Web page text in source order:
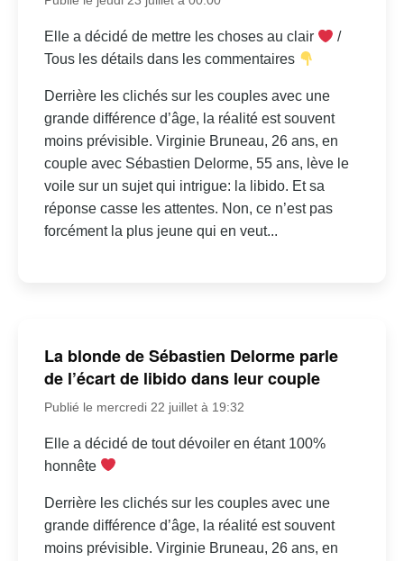
Elle a décidé de mettre les choses au clair
/
Tous les détails dans les commentaires
Derrière les clichés sur les couples avec une
grande différence d’âge, la réalité est souvent
moins prévisible. Virginie Bruneau, 26 ans, en
couple avec Sébastien Delorme, 55 ans, lève le
voile sur un sujet qui intrigue: la libido. Et sa
réponse casse les attentes. Non, ce n’est pas
forcément la plus jeune qui en veut...
La blonde de Sébastien Delorme parle
de l’écart de libido dans leur couple
Publié le mercredi 22 juillet à 19:32
Elle a décidé de tout dévoiler en étant 100%
honnête
Derrière les clichés sur les couples avec une
grande différence d’âge, la réalité est souvent
moins prévisible. Virginie Bruneau, 26 ans, en